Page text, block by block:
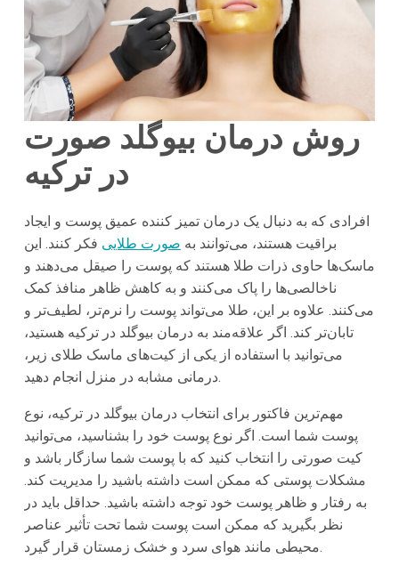
روش درمان بیوگلد صورت
در ترکیه
افرادی که به دنبال یک درمان تمیز کننده عمیق پوست و ایجاد
براقیت هستند، می‌توانند به صورت طلایی فکر کنند. این
ماسک‌ها حاوی ذرات طلا هستند که پوست را صیقل می‌دهند و
ناخالصی‌ها را پاک می‌کنند و به کاهش ظاهر منافذ کمک
می‌کنند. علاوه بر این، طلا می‌تواند پوست را نرم‌تر، لطیف‌تر و
تابان‌تر کند. اگر علاقه‌مند به درمان بیوگلد در ترکیه هستید،
می‌توانید با استفاده از یکی از کیت‌های ماسک طلای زیر،
درمانی مشابه در منزل انجام دهید.
مهم‌ترین فاکتور برای انتخاب درمان بیوگلد در ترکیه، نوع
پوست شما است. اگر نوع پوست خود را بشناسید، می‌توانید
کیت صورتی را انتخاب کنید که با پوست شما سازگار باشد و
مشکلات پوستی که ممکن است داشته باشید را مدیریت کند.
به رفتار و ظاهر پوست خود توجه داشته باشید. حداقل باید در
نظر بگیرید که ممکن است پوست شما تحت تأثیر عناصر
محیطی مانند هوای سرد و خشک زمستان قرار گیرد.